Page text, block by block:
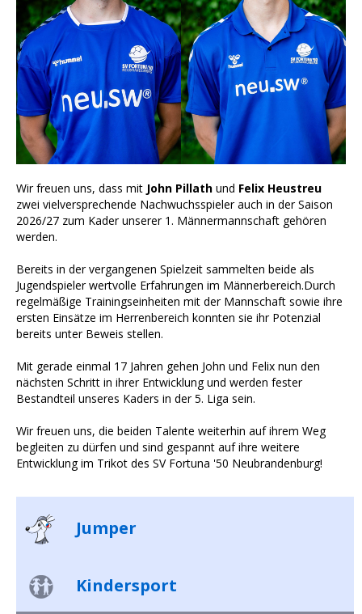
Wir freuen uns, dass mit John Pillath und Felix Heustreu
zwei vielversprechende Nachwuchsspieler auch in der Saison
2026/27 zum Kader unserer 1. Männermannschaft gehören
werden.
Bereits in der vergangenen Spielzeit sammelten beide als
Jugendspieler wertvolle Erfahrungen im Männerbereich.Durch
regelmäßige Trainingseinheiten mit der Mannschaft sowie ihre
ersten Einsätze im Herrenbereich konnten sie ihr Potenzial
bereits unter Beweis stellen.
Mit gerade einmal 17 Jahren gehen John und Felix nun den
nächsten Schritt in ihrer Entwicklung und werden fester
Bestandteil unseres Kaders in der 5. Liga sein.
Wir freuen uns, die beiden Talente weiterhin auf ihrem Weg
begleiten zu dürfen und sind gespannt auf ihre weitere
Entwicklung im Trikot des SV Fortuna '50 Neubrandenburg!
Jumper
Kindersport